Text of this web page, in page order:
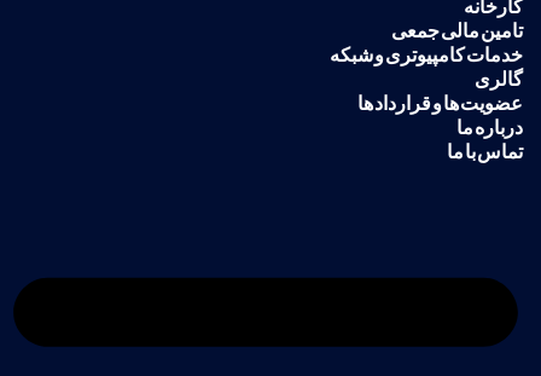
کارخانه
تامین مالی جمعی
خدمات کامپیوتری و شبکه
گالری
عضویت ها و قرارداد ها
درباره ما
تماس با ما